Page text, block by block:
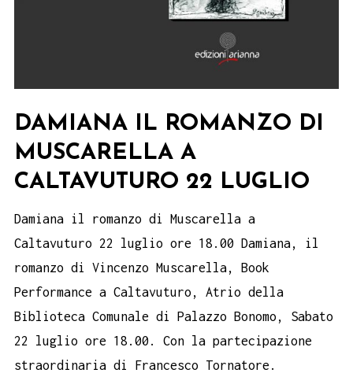
DAMIANA IL ROMANZO DI
MUSCARELLA A
CALTAVUTURO 22 LUGLIO
Damiana il romanzo di Muscarella a
Caltavuturo 22 luglio ore 18.00 Damiana, il
romanzo di Vincenzo Muscarella, Book
Performance a Caltavuturo, Atrio della
Biblioteca Comunale di Palazzo Bonomo, Sabato
22 luglio ore 18.00. Con la partecipazione
straordinaria di Francesco Tornatore.